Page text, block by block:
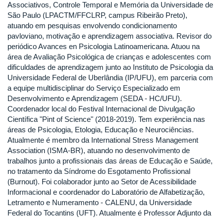
Associativos, Controle Temporal e Memória da Universidade de
São Paulo (LPACTM/FFCLRP, campus Ribeirão Preto),
atuando em pesquisas envolvendo condicionamento
pavloviano, motivação e aprendizagem associativa. Revisor do
periódico Avances en Psicologia Latinoamericana. Atuou na
área de Avaliação Psicológica de crianças e adolescentes com
dificuldades de aprendizagem junto ao Instituto de Psicologia da
Universidade Federal de Uberlândia (IP/UFU), em parceria com
a equipe multidisciplinar do Serviço Especializado em
Desenvolvimento e Aprendizagem (SEDA - HC/UFU).
Coordenador local do Festival Internacional de Divulgação
Científica "Pint of Science" (2018-2019). Tem experiência nas
áreas de Psicologia, Etologia, Educação e Neurociências.
Atualmente é membro da International Stress Management
Association (ISMA-BR), atuando no desenvolvimento de
trabalhos junto a profissionais das áreas de Educação e Saúde,
no tratamento da Síndrome do Esgotamento Profissional
(Burnout). Foi colaborador junto ao Setor de Acessibilidade
Informacional e coordenador do Laboratório de Alfabetização,
Letramento e Numeramento - CALENU, da Universidade
Federal do Tocantins (UFT). Atualmente é Professor Adjunto da